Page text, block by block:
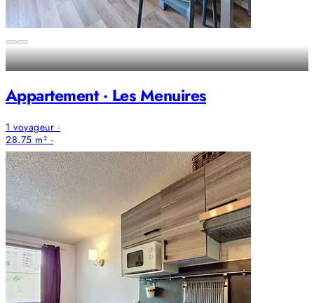
Appartement · Les Menuires
1 voyageur ·
28.75 m² ·